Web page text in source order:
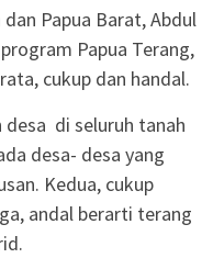
Papua Barat, Abdul
Papua Terang,
cukup dan handal.
di seluruh tanah
desa- desa yang
Kedua, cukup
andal berarti terang